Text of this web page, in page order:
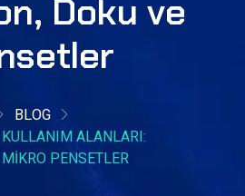
Doku ve
BLOG
ALANLARI:
PENSETLER